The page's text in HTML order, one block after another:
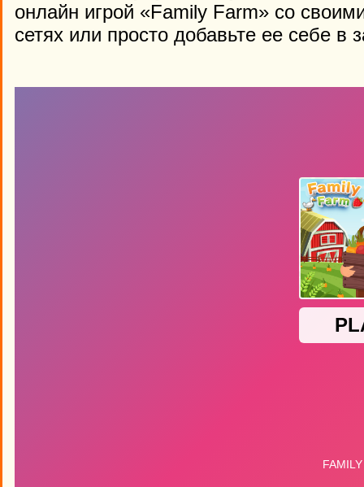
онлайн игрой «Family Farm» со
сетях или просто добавьте ее себе в